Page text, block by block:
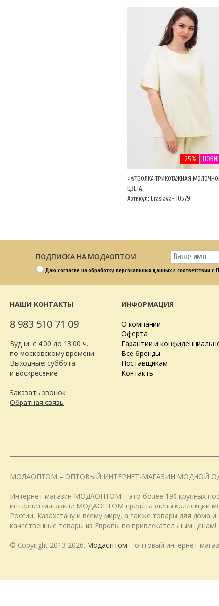
-25%
ФУТБОЛКА ТРИКОТАЖНАЯ
ЦВЕТА
Артикул: Braslava-110579
ПОДПИСКА НА МОДАОПТОМ
Даю согласие на обработку персональных данных в соответствии с
НАШИ КОНТАКТЫ
8 983 510 71 09
Будни: с 4:00 до 13:00 ч.
по московскому времени
Выходные: суббота
и воскресение
Заказать звонок
Обратная связь
ИНФОРМАЦИЯ
О компании
Оферта
Гарантии и
Все бренды
Поставщикам
Контакты
МОДАОПТОМ – ОПТОВЫЙ ИНТЕРНЕТ-МАГАЗИН МОДНОЙ
Интернет-магазин МОДАОПТОМ – это более 190 крупных
интернет-магазине МОДАОПТОМ представлены коллекции
России, Казахстану и всему миру, а также товары для дома
качественные товары из Европы по привлекательным
© Copyright 2013-2026. Модаоптом – оптовый интернет-